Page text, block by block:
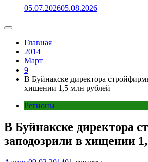
05.07.202605.08.2026
Главная
2014
Март
9
В Буйнакске директора
хищении 1,5 млн рублей
Регионы
В Буйнакске директора
заподозрили в хищении